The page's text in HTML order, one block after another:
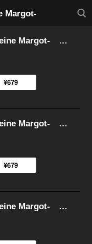
Margot-
検索
王妃マルゴ -La Reine Margot- （8）
¥679
王妃マルゴ -La Reine Margot- （7）
¥679
王妃マルゴ -La Reine Margot- （6）